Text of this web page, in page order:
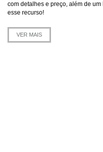
com detalhes e preço, além de
esse recurso!
VER MAIS